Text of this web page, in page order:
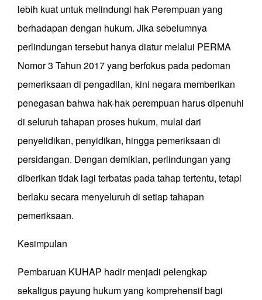
lebih kuat untuk melindungi hak Perempuan yang
berhadapan dengan hukum. Jika sebelumnya
perlindungan tersebut hanya diatur melalui PERMA
Nomor 3 Tahun 2017 yang berfokus pada pedoman
pemeriksaan di pengadilan, kini negara memberikan
penegasan bahwa hak-hak perempuan harus dipenuhi
di seluruh tahapan proses hukum, mulai dari
penyelidikan, penyidikan, hingga pemeriksaan di
persidangan. Dengan demikian, perlindungan yang
diberikan tidak lagi terbatas pada tahap tertentu, tetapi
berlaku secara menyeluruh di setiap tahapan
pemeriksaan.
Kesimpulan
Pembaruan KUHAP hadir menjadi pelengkap
sekaligus payung hukum yang komprehensif bagi